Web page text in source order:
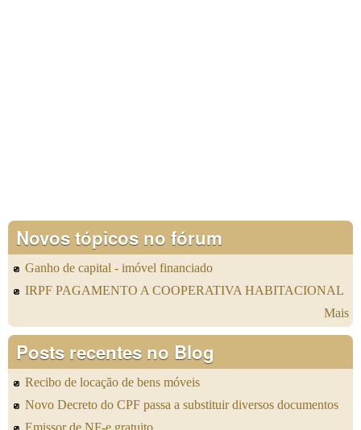
Novos tópicos no fórum
Ganho de capital - imóvel financiado
IRPF PAGAMENTO A COOPERATIVA HABITACIONAL
Mais
Posts recentes no Blog
Recibo de locação de bens móveis
Novo Decreto do CPF passa a substituir diversos documentos
Emissor de NF-e gratuito